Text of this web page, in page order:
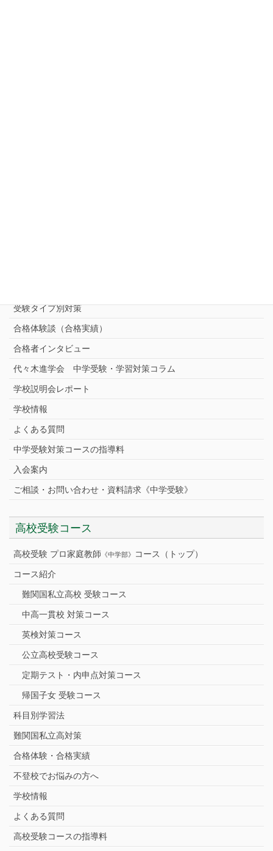
受験タイプ別対策
合格体験談（合格実績）
合格者インタビュー
代々木進学会 中学受験・学習対策コラム
学校説明会レポート
学校情報
よくある質問
中学受験対策コースの指導料
入会案内
ご相談・お問い合わせ・資料請求《中学受験》
高校受験コース
高校受験 プロ家庭教師 《中学部》 コース（トップ）
コース紹介
難関国私立高校 受験コース
中高一貫校 対策コース
英検対策コース
公立高校受験コース
定期テスト・内申点対策コース
帰国子女 受験コース
科目別学習法
難関国私立高対策
合格体験・合格実績
不登校でお悩みの方へ
学校情報
よくある質問
高校受験コースの指導料